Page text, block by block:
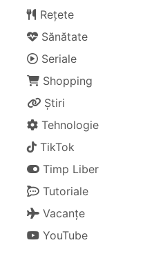
Rețete
Sănătate
Seriale
Shopping
Știri
Tehnologie
TikTok
Timp Liber
Tutoriale
Vacanțe
YouTube